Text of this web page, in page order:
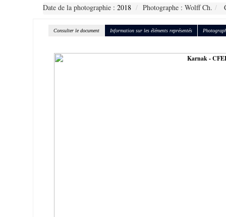
Date de la photographie : 2018 Photographe : Wolff Ch.
Consulter le document Information sur les éléments représentés